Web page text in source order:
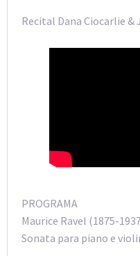
Recital Dana Ciocarlie &
PROGRAMA
Maurice Ravel (1875-
Sonata para piano e